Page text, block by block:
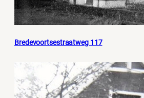
Bredevoortsestraatweg 117